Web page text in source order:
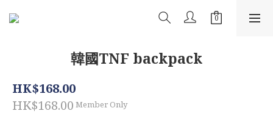
韓國TNF backpack
HK$168.00
HK$168.00 Member Only